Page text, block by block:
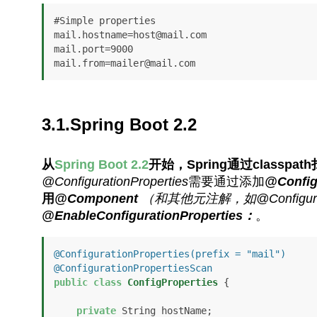
#Simple properties
mail.hostname=host@mail.com
mail.port=9000
mail.from=mailer@mail.com
3.1.Spring Boot 2.2
从Spring Boot 2.2开始，Spring通过classpath
@ConfigurationProperties需要通过添加
用 @Component
（和其他元注解，如
@EnableConfigurationProperties： 。
@ConfigurationProperties(prefix = "mail")
@ConfigurationPropertiesScan
public class ConfigProperties {
private String hostName;